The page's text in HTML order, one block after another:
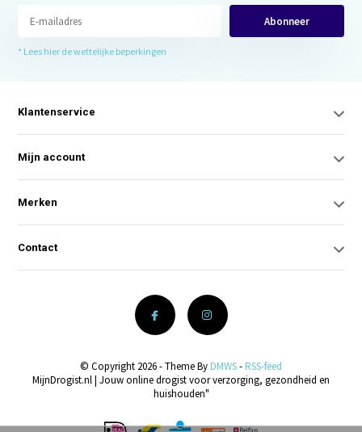
Abonneer
* Lees hier de wettelijke beperkingen
Klantenservice
Mijn account
Merken
Contact
© Copyright 2026 - Theme By DMWS- RSS-feed
MijnDrogist.nl | Jouw online drogist voor verzorging, gezondheid en
huishouden"